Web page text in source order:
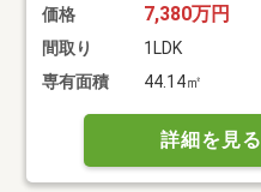
価格 7,380万円
間取り
1LDK
専有面積
44.14㎡
詳細を見る